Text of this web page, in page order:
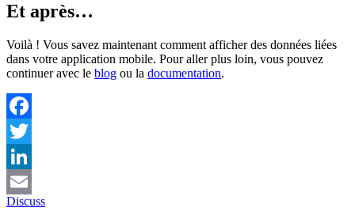
Et après…
Voilà ! Vous savez maintenant comment afficher des données liées
dans votre application mobile. Pour aller plus loin, vous pouvez
continuer avec le blog ou la documentation.
Facebook
Twitter
LinkedIn
Email
Discuss